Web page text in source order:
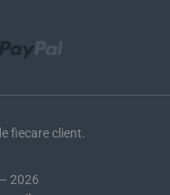
fiecare client.
2026